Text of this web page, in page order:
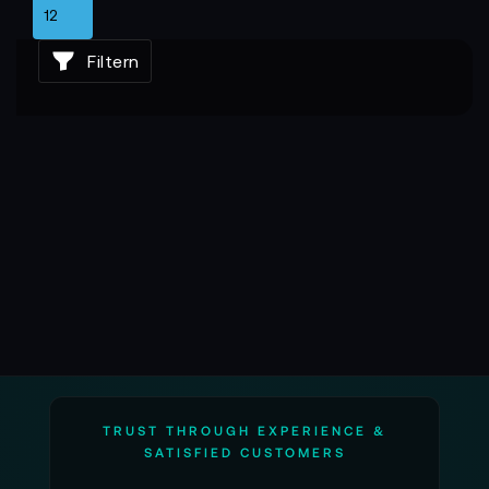
auch unter Dauerlast konstant bleiben. Farbräume
werden präzise interpretiert, Framerates stabil
gehalten und Signalstrukturen sauber übertragen.
Schnittstellen und eine Architektur, die sich
problemlos in bestehende Workflows integrieren
Filtern
TRUST THROUGH EXPERIENCE &
SATISFIED CUSTOMERS